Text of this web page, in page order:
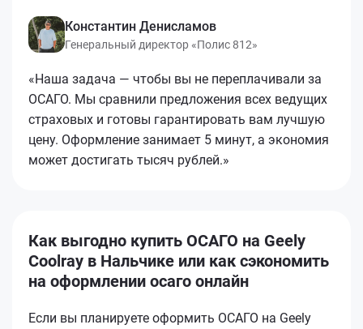
Константин Денисламов
Генеральный директор «Полис 812»
«Наша задача — чтобы вы не переплачивали за
ОСАГО. Мы сравнили предложения всех ведущих
страховых и готовы гарантировать вам лучшую
цену. Оформление занимает 5 минут, а экономия
может достигать тысяч рублей.»
Как выгодно купить ОСАГО на Geely
Coolray в Нальчике или как сэкономить
на оформлении осаго онлайн
Если вы планируете оформить ОСАГО на Geely